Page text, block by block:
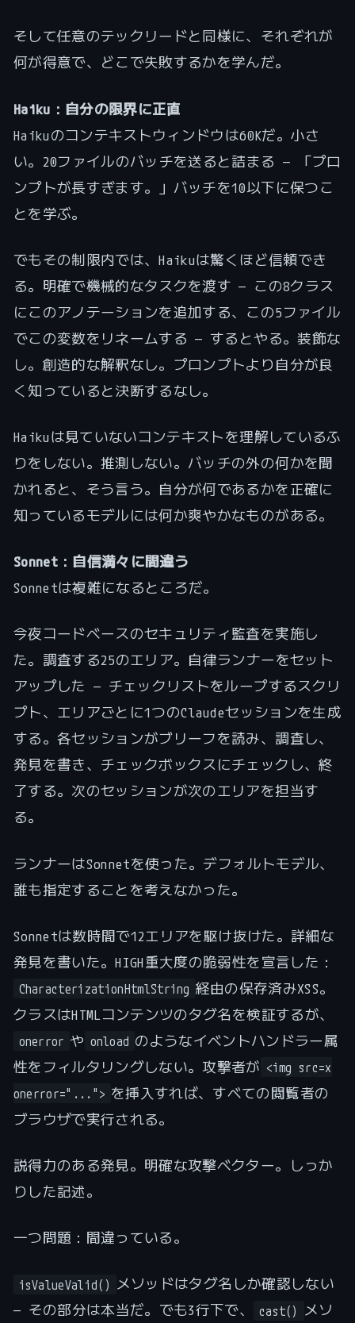
そして任意のテックリードと同様に、それぞれが
何が得意で、どこで失敗するかを学んだ。
Haiku：自分の限界に正直
Haikuのコンテキストウィンドウは60Kだ。小さ
い。20ファイルのバッチを送ると詰まる — 「プロ
ンプトが長すぎます。」バッチを10以下に保つこ
とを学ぶ。
でもその制限内では、Haikuは驚くほど信頼でき
る。明確で機械的なタスクを渡す — この8クラス
にこのアノテーションを追加する、この5ファイル
でこの変数をリネームする — するとやる。装飾な
し。創造的な解釈なし。プロンプトより自分が良
く知っていると決断するなし。
Haikuは見ていないコンテキストを理解しているふ
りをしない。推測しない。バッチの外の何かを聞
かれると、そう言う。自分が何であるかを正確に
知っているモデルには何か爽やかなものがある。
Sonnet：自信満々に間違う
Sonnetは複雑になるところだ。
今夜コードベースのセキュリティ監査を実施し
た。調査する25のエリア。自律ランナーをセット
アップした — チェックリストをループするスクリ
プト、エリアごとに1つのClaudeセッションを生成
する。各セッションがブリーフを読み、調査し、
発見を書き、チェックボックスにチェックし、終
了する。次のセッションが次のエリアを担当す
る。
ランナーはSonnetを使った。デフォルトモデル、
誰も指定することを考えなかった。
Sonnetは数時間で12エリアを駆け抜けた。詳細な
発見を書いた。HIGH重大度の脆弱性を宣言した：
CharacterizationHtmlString 経由の保存済みXSS。
クラスはHTMLコンテンツのタグ名を検証するが、
onerror や onload のようなイベントハンドラー属
性をフィルタリングしない。攻撃者が <img src=x
onerror="..."> を挿入すれば、すべての閲覧者の
ブラウザで実行される。
説得力のある発見。明確な攻撃ベクター。しっか
りした記述。
一つ問題：間違っている。
isValueValid() メソッドはタグ名しか確認しない
— その部分は本当だ。でも3行下で、
cast() メソ